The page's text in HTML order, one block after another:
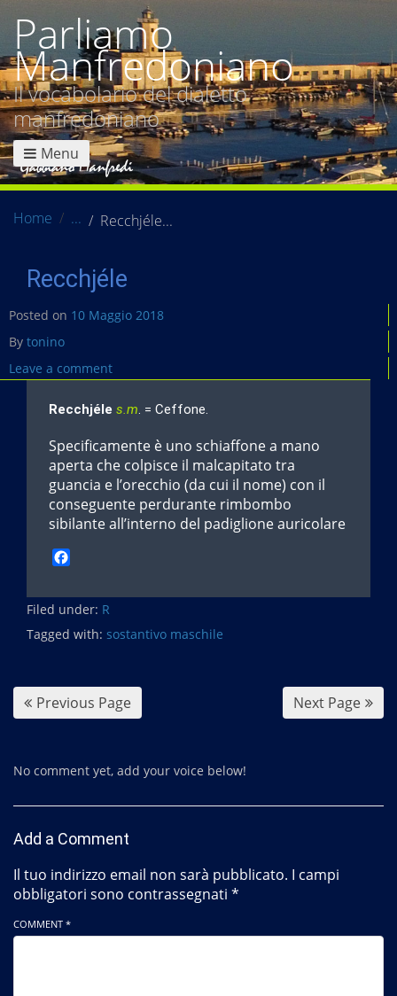
Parliamo
Manfredoniano
Il vocabolario del dialetto
manfredoniano
Menu
Home Recchjéle
Recchjéle
Posted on 10 Maggio 2018
By tonino
Leave a comment
Recchjéle s.m. = Ceffone.
Specificamente è uno schiaffone a mano
aperta che colpisce il malcapitato tra
guancia e l’orecchio (da cui il nome) con il
conseguente perdurante rimbombo
sibilante all’interno del padiglione auricolare
c
e
b
Filed under: R
Tagged with: sostantivo maschile
Previous Page Next Page
No comment yet, add your voice below!
Add a Comment
Il tuo indirizzo email non sarà pubblicato. I campi
obbligatori sono contrassegnati *
COMMENT *